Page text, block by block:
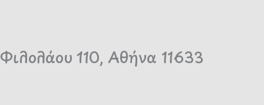
Φιλολάου 110, Αθήνα 11633